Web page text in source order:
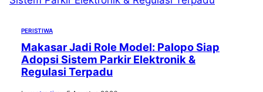
PERISTIWA
Makasar Jadi Role Model: Palopo Siap
Adopsi Sistem Parkir Elektronik &
Regulasi Terpadu